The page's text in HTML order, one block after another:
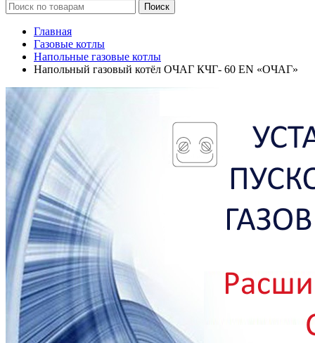
Поиск
Главная
Газовые котлы
Напольные газовые котлы
Напольный газовый котёл ОЧАГ КЧГ- 60 EN «ОЧАГ»